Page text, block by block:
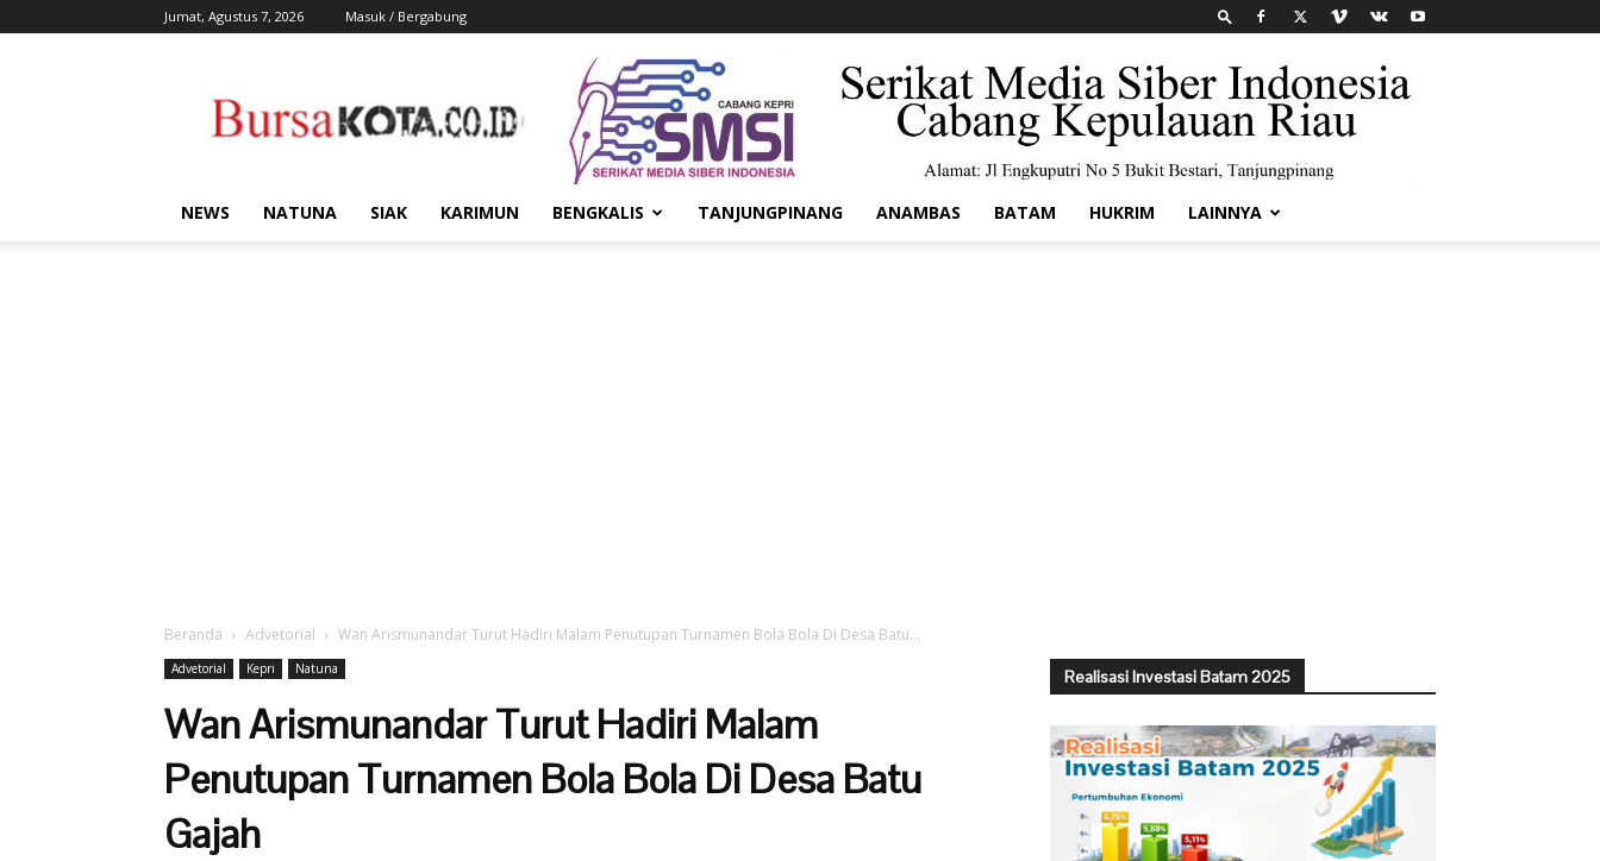
Jumat, Agustus 7, 2026 Masuk / Bergabung
Kota
NEWS NATUNA SIAK KARIMUN BENGKALIS TANJUNGPINANG ANAMBAS BATAM HUKRIM LAINNYA
Beranda Advetorial Wan Arismunandar Turut Hadiri Malam Penutupan Turnamen Bola Bola Di Desa Batu...
Advetorial Kepri Natuna
Wan Arismunandar Turut Hadiri Malam
Penutupan Turnamen Bola Bola Di Desa Batu
Gajah
Realisasi Investasi Batam 2025